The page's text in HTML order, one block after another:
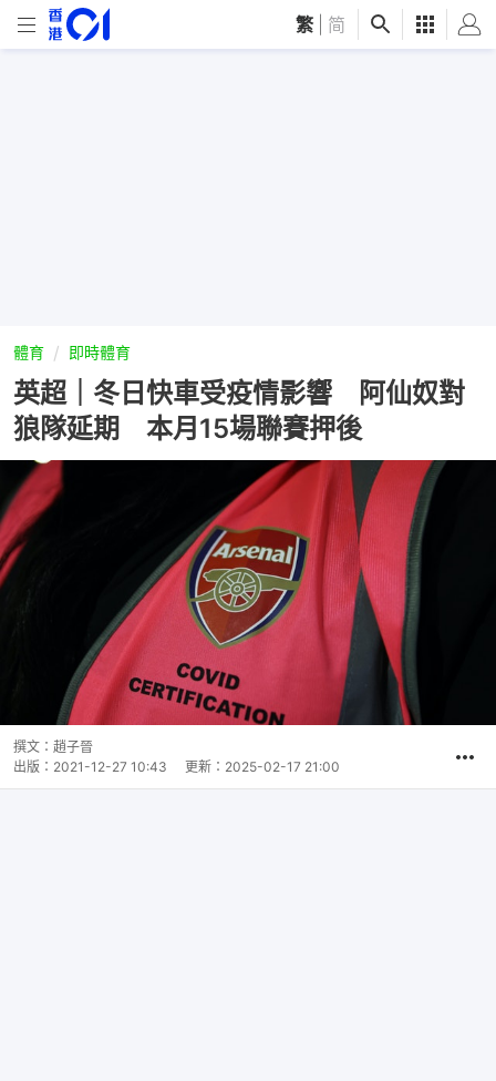
繁 简
體育 即時體育
英超｜冬日快車受疫情影響 阿仙奴對
狼隊延期 本月15場聯賽押後
撰文： 趙子晉
出版： 2021-12-27 10:43 更新： 2025-02-17 21:00